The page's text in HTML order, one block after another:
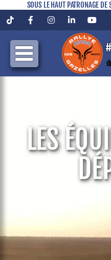
SOUS LE HAUT PATRONAGE
TiktokFacebookInstagramLinkedIn
LES